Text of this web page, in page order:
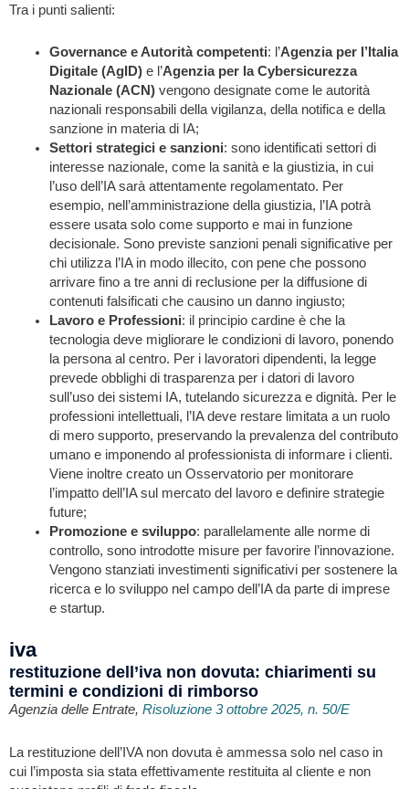
Tra i punti salienti:
Governance e Autorità competenti: l’Agenzia per l’Italia
Digitale (AgID)e l’Agenzia per la Cybersicurezza
Nazionale (ACN)vengono designate come le autorità
nazionali responsabili della vigilanza, della notifica e della
sanzione in materia di IA;
Settori strategici e sanzioni: sono identificati settori di
interesse nazionale, come la sanità e la giustizia, in cui
l’uso dell’IA sarà attentamente regolamentato. Per
esempio, nell’amministrazione della giustizia, l’IA potrà
essere usata solo come supporto e mai in funzione
decisionale. Sono previste sanzioni penali significative per
chi utilizza l’IA in modo illecito, con pene che possono
arrivare fino a tre anni di reclusione per la diffusione di
contenuti falsificati che causino un danno ingiusto;
Lavoro e Professioni: il principio cardine è che la
tecnologia deve migliorare le condizioni di lavoro, ponendo
la persona al centro. Per i lavoratori dipendenti, la legge
prevede obblighi di trasparenza per i datori di lavoro
sull’uso dei sistemi IA, tutelando sicurezza e dignità. Per le
professioni intellettuali, l’IA deve restare limitata a un ruolo
di mero supporto, preservando la prevalenza del contributo
umano e imponendo al professionista di informare i clienti.
Viene inoltre creato un Osservatorio per monitorare
l’impatto dell’IA sul mercato del lavoro e definire strategie
future;
Promozione e sviluppo: parallelamente alle norme di
controllo, sono introdotte misure per favorire l’innovazione.
Vengono stanziati investimenti significativi per sostenere la
ricerca e lo sviluppo nel campo dell’IA da parte di imprese
e startup.
iva
restituzione dell’iva non dovuta: chiarimenti su
termini e condizioni di rimborso
Agenzia delle Entrate, Risoluzione 3 ottobre 2025, n. 50/E
La restituzione dell’IVA non dovuta è ammessa solo nel caso in
cui l’imposta sia stata effettivamente restituita al cliente e non